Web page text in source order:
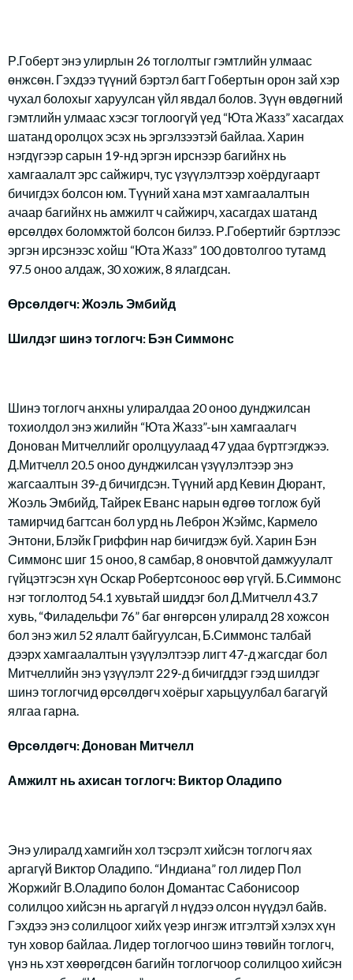
Р.Гоберт энэ улирлын 26 тоглолтыг гэмтлийн улмаас
өнжсөн. Гэхдээ түүний бэртэл багт Гобертын орон зай хэр
чухал болохыг харуулсан үйл явдал болов. Зүүн өвдөгний
гэмтлийн улмаас хэсэг тоглоогүй үед “Юта Жазз” хасагдах
шатанд оролцох эсэх нь эргэлзээтэй байлаа. Харин
нэгдүгээр сарын 19-нд эргэн ирснээр багийнх нь
хамгаалалт эрс сайжирч, тус үзүүлэлтээр хоёрдугаарт
бичигдэх болсон юм. Түүний хана мэт хамгаалалтын
ачаар багийнх нь амжилт ч сайжирч, хасагдах шатанд
өрсөлдөх боломжтой болсон билээ. Р.Гобертийг бэртлээс
эргэн ирсэнээс хойш “Юта Жазз” 100 довтолгоо тутамд
97.5 оноо алдаж, 30 хожиж, 8 ялагдсан.
Өрсөлдөгч: Жоэль Эмбийд
Шилдэг шинэ тоглогч: Бэн Симмонс
Шинэ тоглогч анхны улиралдаа 20 оноо дунджилсан
тохиолдол энэ жилийн “Юта Жазз”-ын хамгаалагч
Донован Митчеллийг оролцуулаад 47 удаа бүртгэгджээ.
Д.Митчелл 20.5 оноо дунджилсан үзүүлэлтээр энэ
жагсаалтын 39-д бичигдсэн. Түүний ард Кевин Дюрант,
Жоэль Эмбийд, Тайрек Еванс нарын өдгөө тоглож буй
тамирчид багтсан бол урд нь Леброн Жэймс, Кармело
Энтони, Блэйк Гриффин нар бичигдэж буй. Харин Бэн
Симмонс шиг 15 оноо, 8 самбар, 8 оновчтой дамжуулалт
гүйцэтгэсэн хүн Оскар Робертсоноос өөр үгүй. Б.Симмонс
нэг тоглолтод 54.1 хувьтай шиддэг бол Д.Митчелл 43.7
хувь, “Филадельфи 76” баг өнгөрсөн улиралд 28 хожсон
бол энэ жил 52 ялалт байгуулсан, Б.Симмонс талбай
дээрх хамгаалалтын үзүүлэлтээр лигт 47-д жагсдаг бол
Митчеллийн энэ үзүүлэлт 229-д бичигддэг гээд шилдэг
шинэ тоглогчид өрсөлдөгч хоёрыг харьцуулбал багагүй
ялгаа гарна.
Өрсөлдөгч: Донован Митчелл
Амжилт нь ахисан тоглогч: Виктор Оладипо
Энэ улиралд хамгийн хол тэсрэлт хийсэн тоглогч яах
аргагүй Виктор Оладипо. “Индиана” гол лидер Пол
Жоржийг В.Оладипо болон Домантас Сабонисоор
солилцоо хийсэн нь аргагүй л нүдээ олсон нүүдэл байв.
Гэхдээ энэ солилцоог хийх үеэр ингэж итгэлтэй хэлэх хүн
тун ховор байлаа. Лидер тоглогчоо шинэ төвийн тоглогч,
үнэ нь хэт хөөрөгдсөн багийн тоглогчоор солилцоо хийсэн